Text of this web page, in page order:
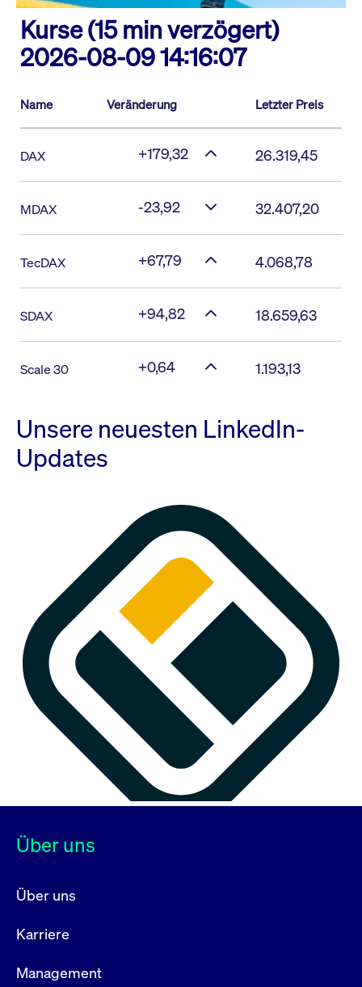
Kurse (15 min verzögert)
2026-08-09 14:16:07
Name Veränderung Letzter Preis
DAX +179,32 26.319,45
MDAX -23,92 32.407,20
TecDAX +67,79 4.068,78
SDAX +94,82 18.659,63
Scale 30 +0,64 1.193,13
Unsere neuesten LinkedIn-
Updates
Über uns
Über uns
Karriere
Management